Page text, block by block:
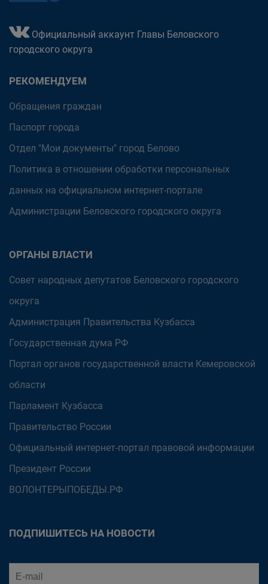
Официальный аккаунт Главы Беловского
городского округа
РЕКОМЕНДУЕМ
Обращения граждан
Паспорт города
Отдел "Мои документы" город Белово
Политика в отношении обработки персональных
данных на официальном интернет-портале
Администрации Беловского городского округа
ОРГАНЫ ВЛАСТИ
Совет народных депутатов Беловского городского
округа
Администрация Правительства Кузбасса
Государственная дума РФ
Портал органов государственной власти Кемеровской
области
Парламент Кузбасса
Правительство России
Официальный интернет-портал правовой информации
Президент России
ВОЛОНТЕРЫПОБЕДЫ.РФ
ПОДПИШИТЕСЬ НА НОВОСТИ